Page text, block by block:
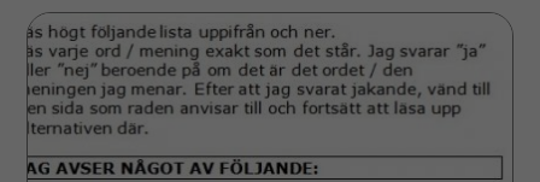
Bildverktyg
Tillgänglighet
Kommunikationsmapp
med
ordlistor
och
meningar